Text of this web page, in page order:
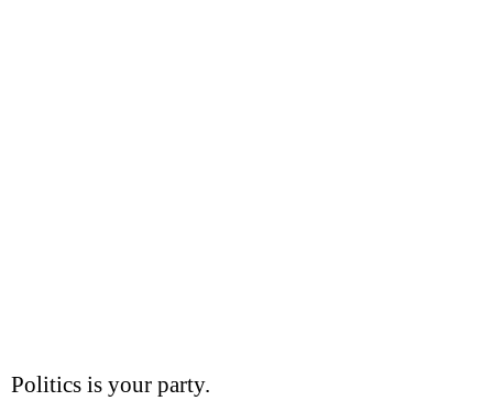
Politics is your party.